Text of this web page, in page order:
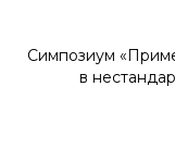
Симпозиум
в